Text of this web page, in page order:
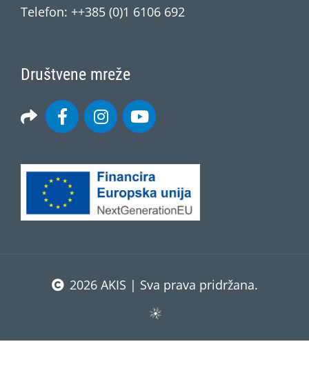
Telefon: ++385 (0)1 6106 692
Društvene mreže
2026 AKIS | Sva prava pridržana.